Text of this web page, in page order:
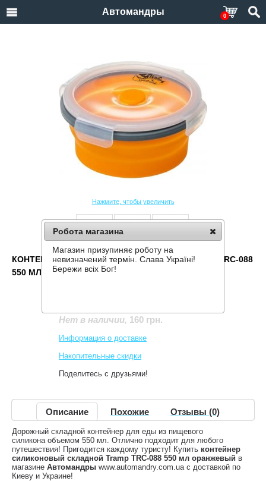
Автомандры 0
Нажмите, чтобы увеличить
КОНТЕЙНЕР СИЛИКОНОВЫЙ СКЛАДНОЙ TRAMP TRC-088
550 МЛ ОРАНЖЕВЫЙ
Нет в наличии, 160 грн.
Информация о доставке
Накопительные скидки
Поделитесь с друзьями!
Описание Похожие Отзывы (0)
Дорожный складной контейнер для еды из пищевого
силикона объемом 550 мл. Отлично подходит для любого
путешествия! Пригодится каждому туристу! Купить контейнер
силиконовый складной Tramp TRC-088 550 мл оранжевый в
магазине Автомандры www.automandry.com.ua с доставкой по
Киеву и Украине!
Робота магазина
Магазин призупиняє роботу на
невизначений термін. Слава Україні!
Бережи всіх Бог!